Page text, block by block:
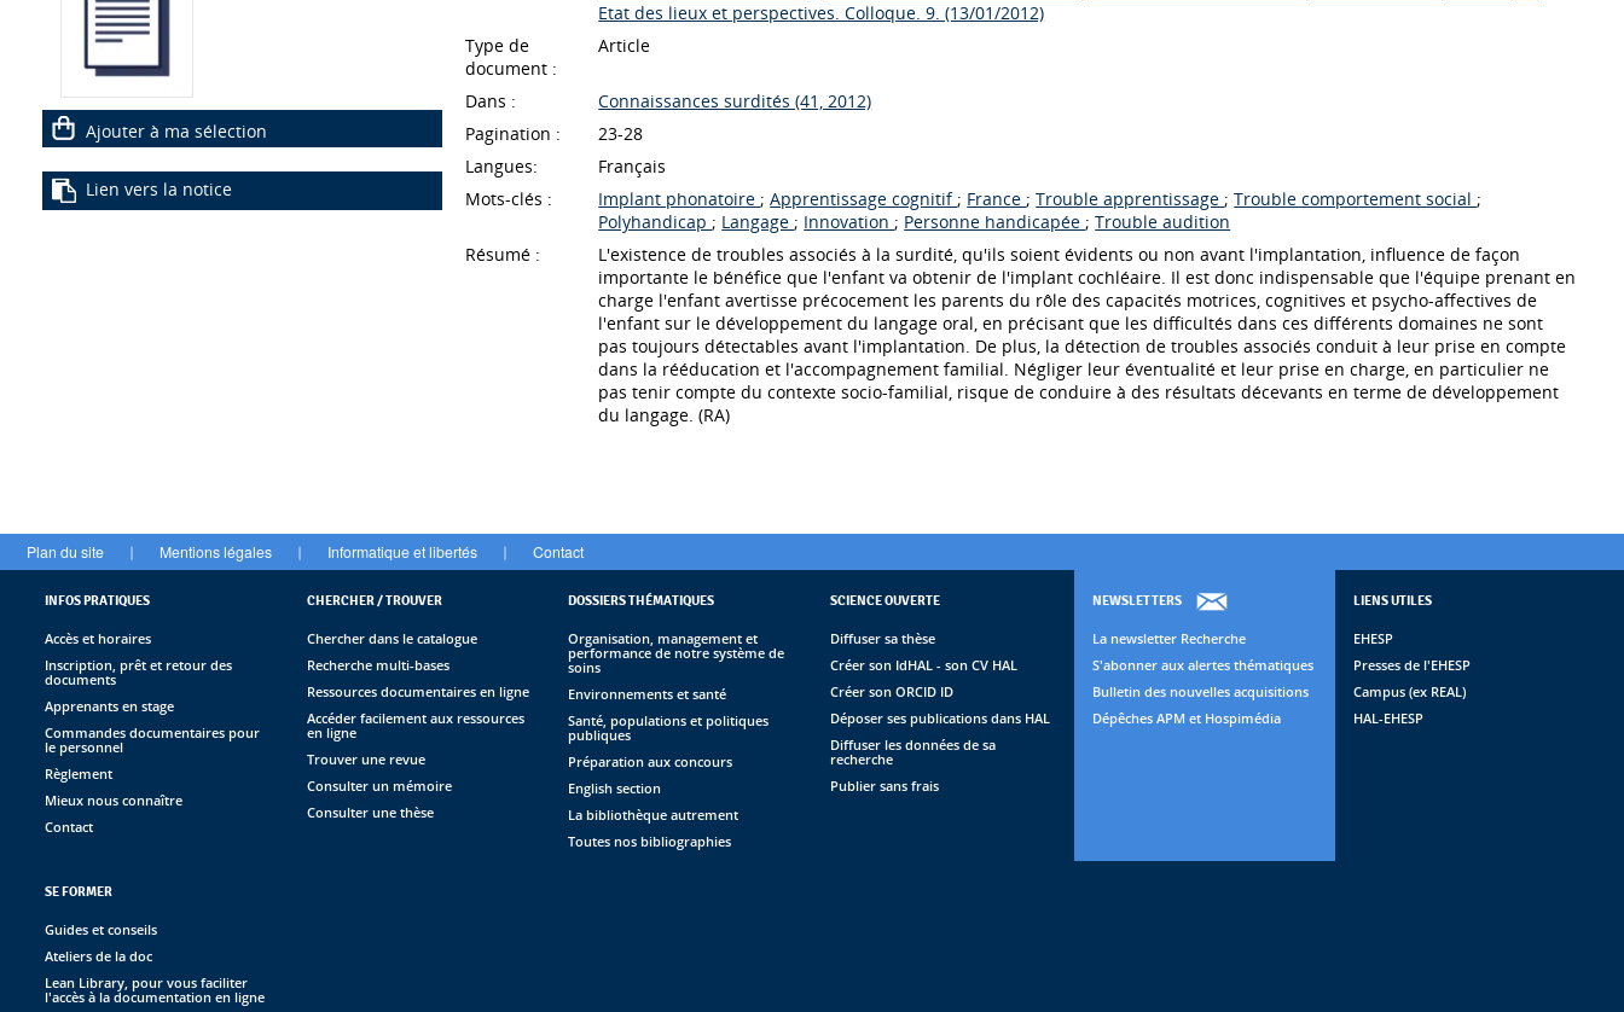
Ajouter à ma sélection
Lien vers la notice
Etat des lieux et perspectives. Colloque. 9. (13/01/2012)
Type de
document :
Article
Dans :
Connaissances surdités (41, 2012)
Pagination :
23-28
Langues:
Français
Mots-clés :
Implant phonatoire ; Apprentissage cognitif ; France ; Trouble apprentissage ; Trouble comportement social ;
Polyhandicap ; Langage ; Innovation ; Personne handicapée ; Trouble audition
Résumé :
L'existence de troubles associés à la surdité, qu'ils soient évidents ou non avant l'implantation, influence de façon
importante le bénéfice que l'enfant va obtenir de l'implant cochléaire. Il est donc indispensable que l'équipe prenant en
charge l'enfant avertisse précocement les parents du rôle des capacités motrices, cognitives et psycho-affectives de
l'enfant sur le développement du langage oral, en précisant que les difficultés dans ces différents domaines ne sont
pas toujours détectables avant l'implantation. De plus, la détection de troubles associés conduit à leur prise en compte
dans la rééducation et l'accompagnement familial. Négliger leur éventualité et leur prise en charge, en particulier ne
pas tenir compte du contexte socio-familial, risque de conduire à des résultats décevants en terme de développement
du langage. (RA)
Plan du site | Mentions légales | Informatique et libertés | Contact
INFOS PRATIQUES
Accès et horaires
Inscription, prêt et retour des
documents
Apprenants en stage
Commandes documentaires pour
le personnel
Règlement
Mieux nous connaître
Contact
CHERCHER / TROUVER
Chercher dans le catalogue
Recherche multi-bases
Ressources documentaires en ligne
Accéder facilement aux ressources
en ligne
Trouver une revue
Consulter un mémoire
Consulter une thèse
DOSSIERS THÉMATIQUES
Organisation, management et
performance de notre système de
soins
Environnements et santé
Santé, populations et politiques
publiques
Préparation aux concours
English section
La bibliothèque autrement
Toutes nos bibliographies
SCIENCE OUVERTE
Diffuser sa thèse
Créer son IdHAL - son CV HAL
Créer son ORCID ID
Déposer ses publications dans HAL
Diffuser les données de sa
recherche
Publier sans frais
NEWSLETTERS
La newsletter Recherche
S'abonner aux alertes thématiques
Bulletin des nouvelles acquisitions
Dépêches APM et Hospimédia
SE FORMER
Guides et conseils
Ateliers de la doc
Lean Library, pour vous faciliter
l'accès à la documentation en ligne
LIENS UTILES
EHESP
Presses de l'EHESP
Campus (ex REAL)
HAL-EHESP